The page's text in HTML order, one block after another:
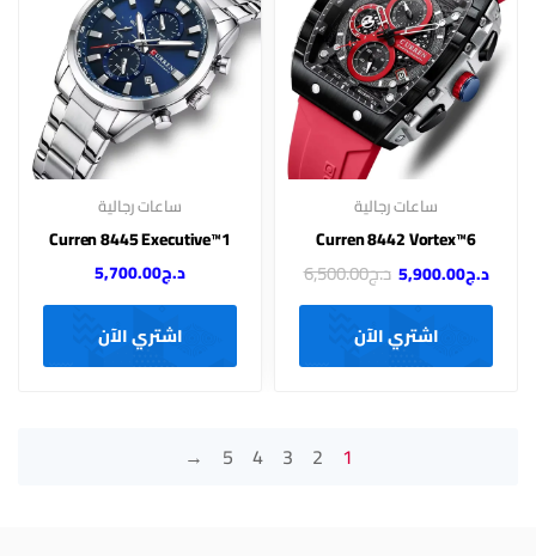
ساعات رجالية
Curren 8442 Vortex™6
د.ج5,900.00 د.ج6,500.00
اشتري الآن
ساعات رجالية
Curren 8445 Executive™1
د.ج5,700.00
اشتري الآن
1
2
3
4
5
←